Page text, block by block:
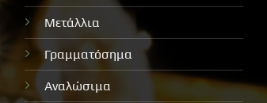
Μετάλλια
Γραμματόσημα
Αναλώσιμα